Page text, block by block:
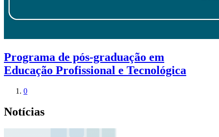
Programa de pós-graduação em
Educação Profissional e Tecnológica
0
Notícias